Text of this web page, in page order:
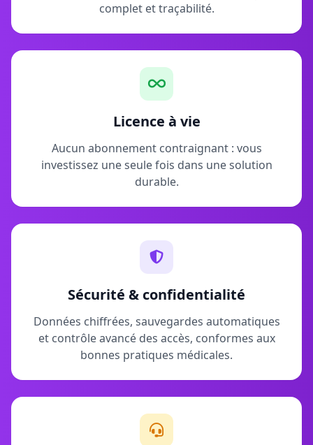
complet et traçabilité.
Licence à vie
Aucun abonnement contraignant : vous
investissez une seule fois dans une solution
durable.
Sécurité & confidentialité
Données chiffrées, sauvegardes automatiques
et contrôle avancé des accès, conformes aux
bonnes pratiques médicales.